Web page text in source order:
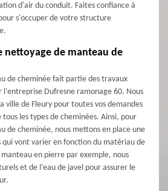
d'air du conduit. Faites confiance à
s'occuper de votre structure
nettoyage de manteau de
de cheminée fait partie des travaux
l’entreprise Dufresne ramonage 60. Nous
ville de Fleury pour toutes vos demandes
les types de cheminées. Ainsi, pour
de cheminée, nous mettons en place une
vont varier en fonction du matériau de
en pierre par exemple, nous
et de l’eau de javel pour assurer le